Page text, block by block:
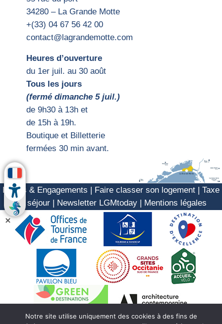
34280 – La Grande Motte
+(33) 04 67 56 42 00
contact@lagrandemotte.com
Heures d’ouverture
du 1er juil. au 30 août
Tous les jours
(fermé dimanche 5 juil.)
de 9h30 à 13h et
de 15h à 19h.
Boutique et Billetterie
fermées 30 min avant.
Labels & Engagements | Faire classer son logement | Taxe
de séjour| Newsletter LGMtoday| Mentions légales
Notre site utilise uniquement des cookies à des fins de